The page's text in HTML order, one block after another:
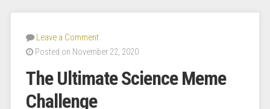
Leave a Comment
Posted on November 22, 2020
The Ultimate Science Meme
Challenge